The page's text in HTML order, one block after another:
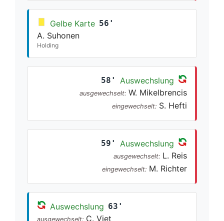
Gelbe Karte 56'
A. Suhonen
Holding
58' Auswechslung
ausgewechselt: W. Mikelbrencis
eingewechselt: S. Hefti
59' Auswechslung
ausgewechselt: L. Reis
eingewechselt: M. Richter
Auswechslung 63'
ausgewechselt: C. Viet